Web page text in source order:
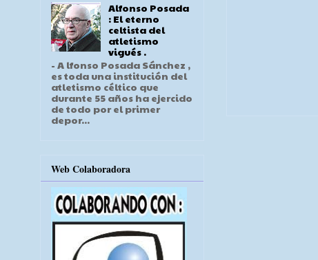
Alfonso Posada
: El eterno
celtista del
atletismo
vigués .
- A lfonso Posada Sánchez ,
es toda una institución del
atletismo céltico que
durante 55 años ha ejercido
de todo por el primer
depor...
Web Colaboradora